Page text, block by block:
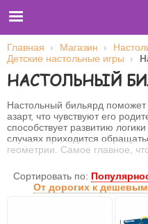
Главная
Футболки
Толстовки (кенгурушки)
Свитшоты
Лонгсливы
Бейсболки
Ветровки
О нас
Сотрудничество
Главная Магазин
Детские настольные игры
НАСТОЛЬНЫЙ
Настольный бильярд
азарт, что чувствуют его
способствует развитию
случаях приходится
геометрии. Самое главное,
телевизионных передач.
просчитать все до мелочей:
возможность столкновения
устроить настоящие
Сортировать по:
От дорогих к дешевым